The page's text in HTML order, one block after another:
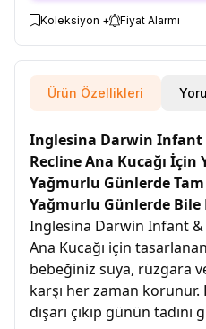
Koleksiyon + Fiyat Alarmı
Ürün Özellikleri
Inglesina Darwin
Recline Ana Kucağı
Yağmurlu Günlerde
Yağmurlu Günlerde Bile
Inglesina Darwin Infant
Ana Kucağı için
bebeğiniz suya, rüzgara
karşı her zaman korunur.
dışarı çıkıp günün